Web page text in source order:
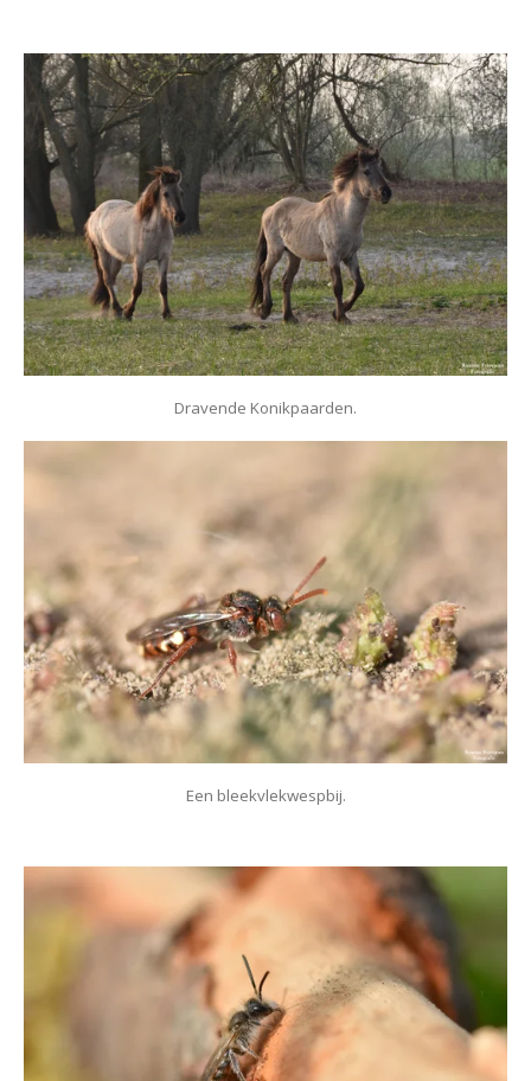
Dravende Konikpaarden.
Een bleekvlekwespbij.